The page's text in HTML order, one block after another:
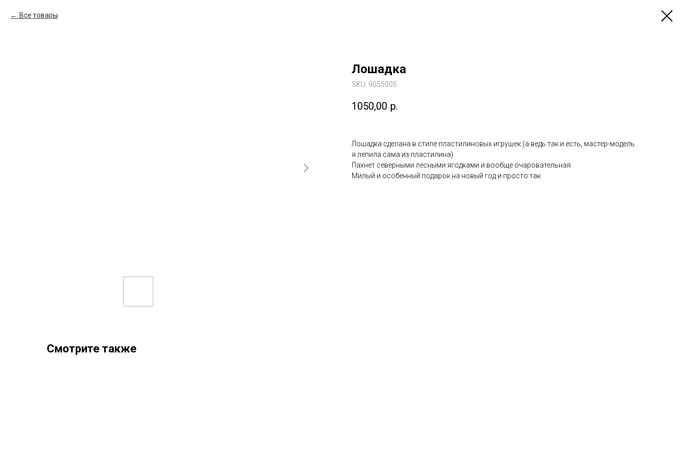
Все товары
Лошадка
SKU: 9055005
1050,00 р.
Лошадка сделана в стиле пластилиновых игрушек (а ведь так и есть, мастер-модель
я лепила сама из пластилина).
Пахнет северными лесными ягодками и вообще очаровательная.
Милый и особенный подарок на новый год и просто так
Смотрите также